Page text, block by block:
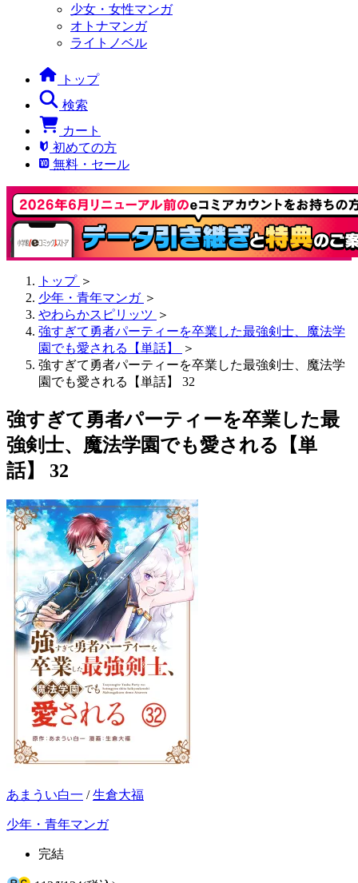
少女・女性マンガ
オトナマンガ
ライトノベル
トップ
検索
カート
初めての方
無料・セール
トップ ＞
少年・青年マンガ ＞
やわらかスピリッツ ＞
強すぎて勇者パーティーを卒業した最強剣士、魔法学
園でも愛される【単話】
＞
強すぎて勇者パーティーを卒業した最強剣士、魔法学
園でも愛される【単話】 32
強すぎて勇者パーティーを卒業した最
強剣士、魔法学園でも愛される【単
話】 32
あまうい白一 /生倉大福
少年・青年マンガ
完結